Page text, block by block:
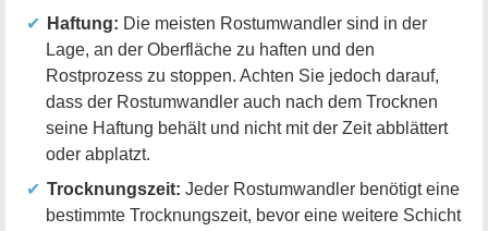
Haftung: Die meisten Rostumwandler sind in der
Lage, an der Oberfläche zu haften und den
Rostprozess zu stoppen. Achten Sie jedoch darauf,
dass der Rostumwandler auch nach dem Trocknen
seine Haftung behält und nicht mit der Zeit abblättert
oder abplatzt.
Trocknungszeit: Jeder Rostumwandler benötigt eine
bestimmte Trocknungszeit, bevor eine weitere Schicht